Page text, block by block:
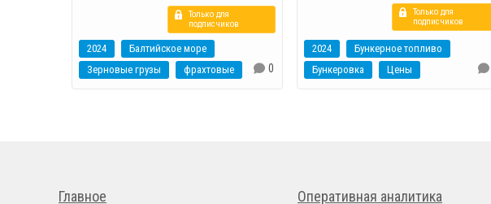
Только для
подписчиков
2024
Балтийское море
Зерновые грузы
фрахтовые 0
Только для
подписчиков
2024
Бункерное топливо
Бункеровка
Цены
Главное Оперативная аналитика